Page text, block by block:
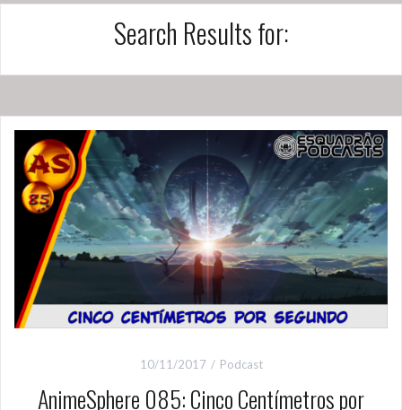
Search Results for:
10/11/2017 Podcast
AnimeSphere 085: Cinco Centímetros por